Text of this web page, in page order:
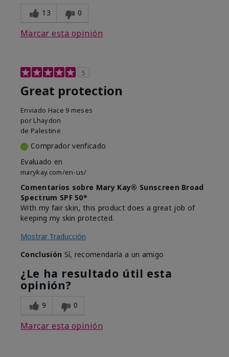
13 0
Marcar esta opinión
5
Great protection
Enviado Hace 9 meses
por Lhaydon
de Palestine
Comprador verificado
Evaluado en
marykay.com/en-us/
Comentarios sobre Mary Kay® Sunscreen Broad
Spectrum SPF 50*
With my fair skin, this product does a great job of
keeping my skin protected.
Mostrar Traducción
Conclusión Sí, recomendaría a un amigo
¿Le ha resultado útil esta
opinión?
9 0
Marcar esta opinión